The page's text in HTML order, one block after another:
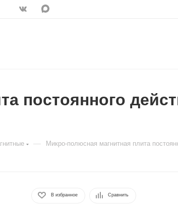
постоянного
— Микро-полюсная магнитная плита
В избранное Сравнить